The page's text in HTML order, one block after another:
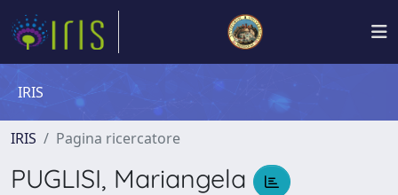
IRIS
IRIS Pagina ricercatore
PUGLISI, Mariangela